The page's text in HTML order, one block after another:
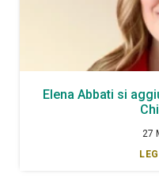
Elena Abbati si
27